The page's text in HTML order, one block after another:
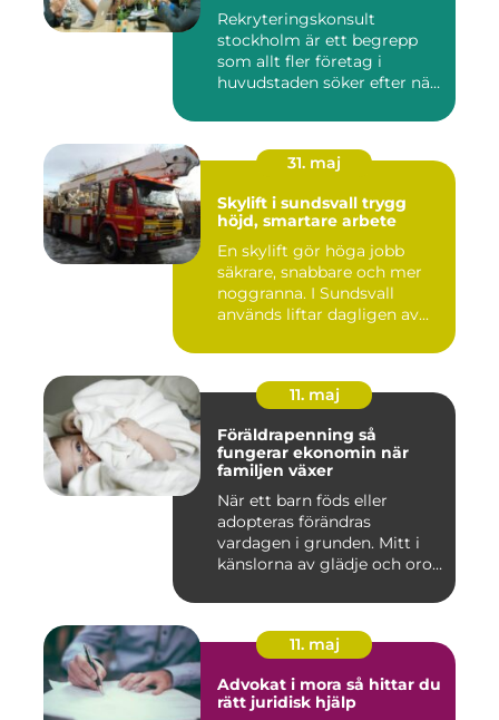
Rekryteringskonsult
stockholm är ett begrepp
som allt fler företag i
huvudstaden söker efter när
31. maj
Skylift i sundsvall trygg
höjd, smartare arbete
En skylift gör höga jobb
säkrare, snabbare och mer
noggranna. I Sundsvall
används liftar dagligen av...
11. maj
Föräldrapenning så
fungerar ekonomin när
familjen växer
När ett barn föds eller
adopteras förändras
vardagen i grunden. Mitt i
känslorna av glädje och oro
11. maj
Advokat i mora så hittar du
rätt juridisk hjälp